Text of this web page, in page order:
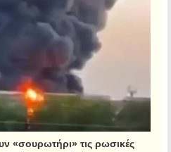
«σουρωτήρι» τις ρωσικές